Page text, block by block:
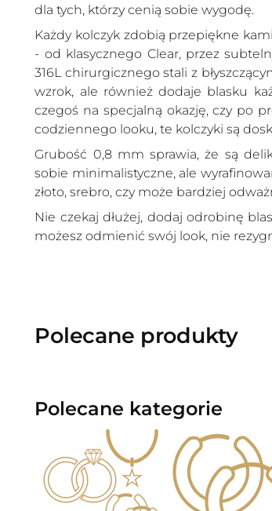
dla tych, którzy cenią sobie wygodę.
Każdy kolczyk zdobią przepiękne
- od klasycznego Clear, przez
316L chirurgicznego stali z
wzrok, ale również dodaje blasku
czegoś na specjalną okazję, czy po
codziennego looku, te kolczyki są
Grubość 0,8 mm sprawia, że są
sobie minimalistyczne, ale
złoto, srebro, czy może bardziej
Nie czekaj dłużej, dodaj odrobinę
możesz odmienić swój look, nie
Polecane produkty
Polecane kategorie